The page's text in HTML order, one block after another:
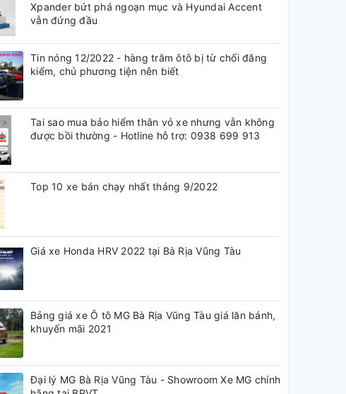
Xpander bứt phá ngoạn mục và Hyundai Accent
vẫn đứng đầu
Tin nóng 12/2022 - hàng trăm ôtô bị từ chối đăng
kiểm, chủ phương tiện nên biết
Tai sao mua bảo hiểm thân vỏ xe nhưng vẫn không
được bồi thường - Hotline hỗ trợ: 0938 699 913
Top 10 xe bán chạy nhất tháng 9/2022
Giá xe Honda HRV 2022 tại Bà Rịa Vũng Tàu
Bảng giá xe Ô tô MG Bà Rịa Vũng Tàu giá lăn bánh,
khuyến mãi 2021
Đại lý MG Bà Rịa Vũng Tàu - Showroom Xe MG chính